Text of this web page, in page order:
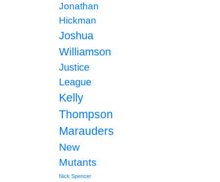
Jonathan
Hickman
Joshua
Williamson
Justice
League
Kelly
Thompson
Marauders
New
Mutants
Nick Spencer